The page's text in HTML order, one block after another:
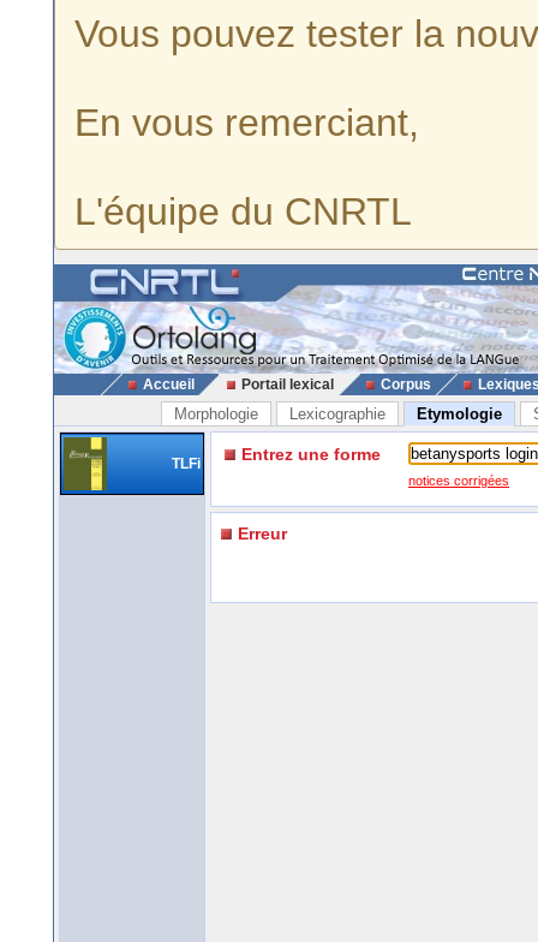
Vous pouvez tester la
En vous remerciant,
L'équipe du CNRTL
Accueil Portail lexical Corpus
Morphologie Lexicographie Etymologie
TLFi Entrez une forme
notices corrigées
Erreur